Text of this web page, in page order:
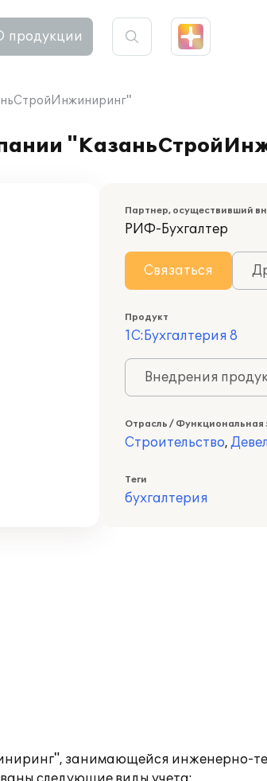
продукции
Партнер, осуществивший
РИФ-Бухгалтер
Связаться
Продукт
1С:Бухгалтерия 8
Внедрения
Отрасль / Функциональная
Строительство,
Теги
бухгалтерия
занимающейся инженерно-